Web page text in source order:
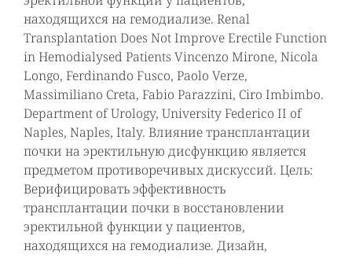
находящихся на гемодиализе. Renal
Transplantation Does Not Improve Erectile Function
in Hemodialysed Patients Vincenzo Mirone, Nicola
Longo, Ferdinando Fusco, Paolo Verze,
Massimiliano Creta, Fabio Parazzini, Ciro Imbimbo.
Department of Urology, University Federico II of
Naples, Naples, Italy. Влияние трансплантации
почки на эректильную дисфункцию является
предметом противоречивых дискуссий. Цель:
Верифицировать эффективность
трансплантации почки в восстановлении
эректильной функции у пациентов,
находящихся на гемодиализе. Дизайн,